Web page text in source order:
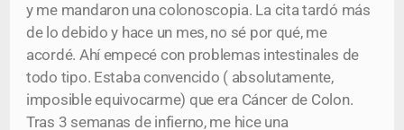
y me mandaron una colonoscopia. La cita tardó más
de lo debido y hace un mes, no sé por qué, me
acordé. Ahí empecé con problemas intestinales de
todo tipo. Estaba convencido ( absolutamente,
imposible equivocarme) que era Cáncer de Colon.
Tras 3 semanas de infierno, me hice una